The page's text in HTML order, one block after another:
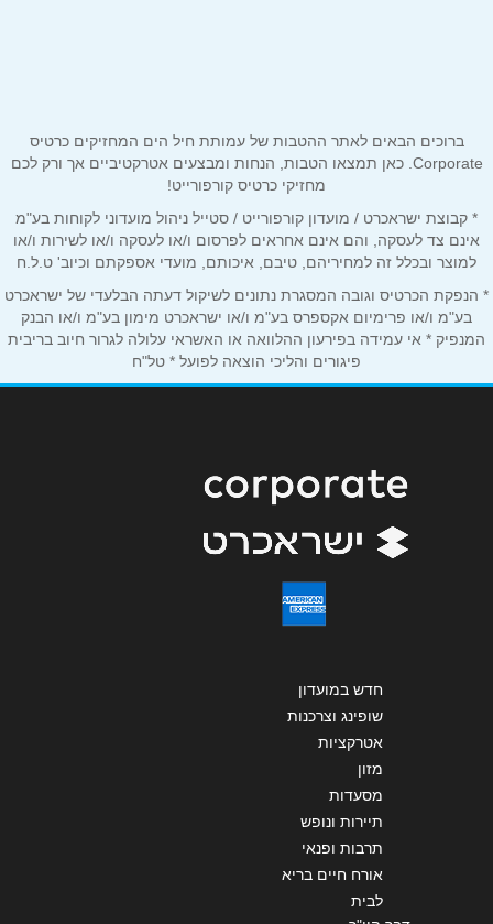
טלפון*
אנא חזרו אלי בקשר ל...
שליחה
ברוכים הבאים לאתר ההטבות של עמותת חיל הים המחזיקים כרטיס
Corporate. כאן תמצאו הטבות, הנחות ומבצעים אטרקטיביים אך ורק לכם
מחזיקי כרטיס קורפורייט!
* קבוצת ישראכרט / מועדון קורפורייט / סטייל ניהול מועדוני לקוחות בע"מ
אינם צד לעסקה, והם אינם אחראים לפרסום ו/או לעסקה ו/או לשירות ו/או
למוצר ובכלל זה למחיריהם, טיבם, איכותם, מועדי אספקתם וכיוב' ט.ל.ח
* הנפקת הכרטיס וגובה המסגרת נתונים לשיקול דעתה הבלעדי של ישראכרט
בע"מ ו/או פרימיום אקספרס בע"מ ו/או ישראכרט מימון בע"מ ו/או הבנק
המנפיק * אי עמידה בפירעון ההלוואה או האשראי עלולה לגרור חיוב בריבית
פיגורים והליכי הוצאה לפועל * טל"ח
חדש במועדון
שופינג וצרכנות
אטרקציות
מזון
מסעדות
תיירות ונופש
תרבות ופנאי
אורח חיים בריא
לבית